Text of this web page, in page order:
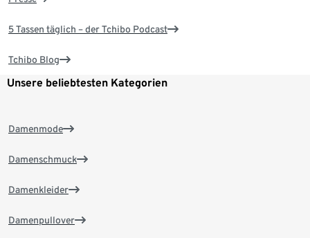
5 Tassen täglich – der Tchibo Podcast
Tchibo Blog
Unsere beliebtesten Kategorien
Damenmode
Damenschmuck
Damenkleider
Damenpullover